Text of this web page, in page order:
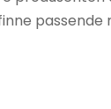
passende